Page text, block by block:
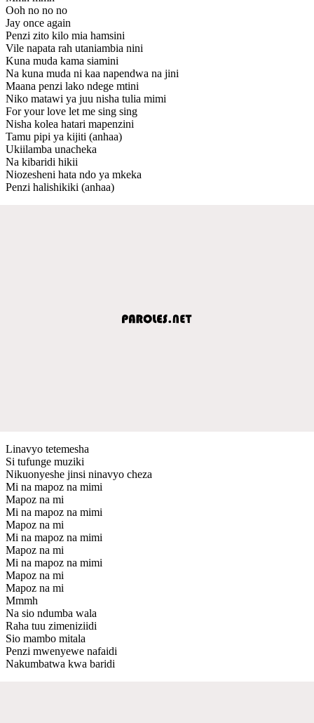
Ooh no no no
Jay once again
Penzi zito kilo mia hamsini
Vile napata rah utaniambia nini
Kuna muda kama siamini
Na kuna muda ni kaa napendwa na jini
Maana penzi lako ndege mtini
Niko matawi ya juu nisha tulia mimi
For your love let me sing sing
Nisha kolea hatari mapenzini
Tamu pipi ya kijiti (anhaa)
Ukiilamba unacheka
Na kibaridi hikii
Niozesheni hata ndo ya mkeka
Penzi halishikiki (anhaa)
Linavyo tetemesha
Si tufunge muziki
Nikuonyeshe jinsi ninavyo cheza
Mi na mapoz na mimi
Mapoz na mi
Mi na mapoz na mimi
Mapoz na mi
Mi na mapoz na mimi
Mapoz na mi
Mi na mapoz na mimi
Mapoz na mi
Mapoz na mi
Mmmh
Na sio ndumba wala
Raha tuu zimeniziidi
Sio mambo mitala
Penzi mwenyewe nafaidi
Nakumbatwa kwa baridi